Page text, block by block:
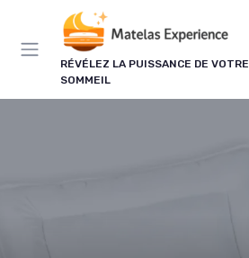
RÉVÉLEZ LA PUISSANCE DE VOTRE
SOMMEIL
LE CLUB MATELAS
Mieux dormir, ça
Une à deux fois par semaine,
première et les conseils qui ne
Panneau de gestion des cookies